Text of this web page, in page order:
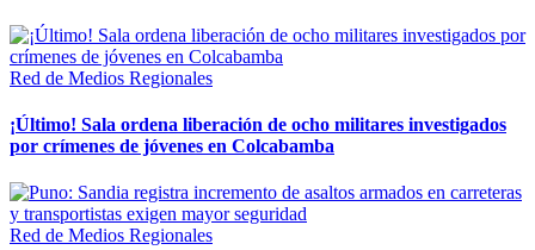
Red de Medios Regionales
¡Último! Sala ordena liberación de ocho militares investigados
por crímenes de jóvenes en Colcabamba
Red de Medios Regionales